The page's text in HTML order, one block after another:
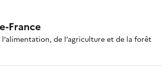
France
de l’agriculture et de la forêt